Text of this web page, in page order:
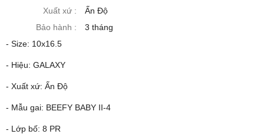
Xuất xứ :
Ấn Độ
Bảo hành :
3 tháng
- Size: 10x16.5
- Hiệu: GALAXY
- Xuất xứ: Ấn Độ
- Mẫu gai: BEEFY BABY II-4
- Lớp bố: 8 PR